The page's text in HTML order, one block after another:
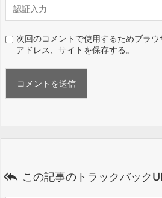
次回のコメントで使用するためブラ
アドレス、サイトを保存する。
 この記事のトラックバック